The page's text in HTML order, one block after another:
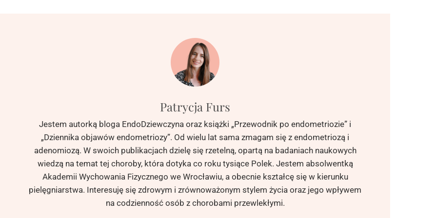
Patrycja Furs
Jestem autorką bloga EndoDziewczyna oraz książki „Przewodnik po endometriozie” i
„Dziennika objawów endometriozy”. Od wielu lat sama zmagam się z endometriozą i
adenomiozą. W swoich publikacjach dzielę się rzetelną, opartą na badaniach naukowych
wiedzą na temat tej choroby, która dotyka co roku tysiące Polek. Jestem absolwentką
Akademii Wychowania Fizycznego we Wrocławiu, a obecnie kształcę się w kierunku
pielęgniarstwa. Interesuję się zdrowym i zrównoważonym stylem życia oraz jego wpływem
na codzienność osób z chorobami przewlekłymi.